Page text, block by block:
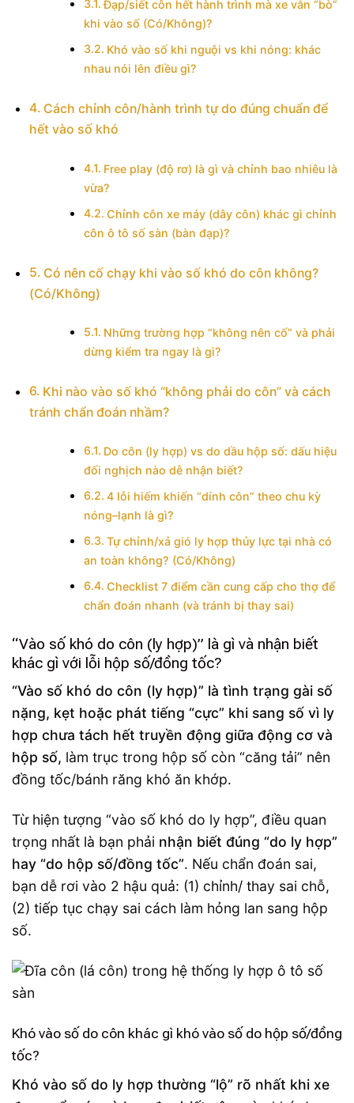
Đạp/siết côn hết hành trình mà xe vẫn “bò”
khi vào số (Có/Không)?
Khó vào số khi nguội vs khi nóng: khác
nhau nói lên điều gì?
Cách chỉnh côn/hành trình tự do đúng chuẩn để
hết vào số khó
Free play (độ rơ) là gì và chỉnh bao nhiêu là
vừa?
Chỉnh côn xe máy (dây côn) khác gì chỉnh
côn ô tô số sàn (bàn đạp)?
Có nên cố chạy khi vào số khó do côn không?
(Có/Không)
Những trường hợp “không nên cố” và phải
dừng kiểm tra ngay là gì?
Khi nào vào số khó “không phải do côn” và cách
tránh chẩn đoán nhầm?
Do côn (ly hợp) vs do dầu hộp số: dấu hiệu
đối nghịch nào dễ nhận biết?
4 lỗi hiếm khiến “dính côn” theo chu kỳ
nóng–lạnh là gì?
Tự chỉnh/xả gió ly hợp thủy lực tại nhà có
an toàn không? (Có/Không)
Checklist 7 điểm cần cung cấp cho thợ để
chẩn đoán nhanh (và tránh bị thay sai)
“Vào số khó do côn (ly hợp)” là gì và nhận biết
khác gì với lỗi hộp số/đồng tốc?
“Vào số khó do côn (ly hợp)” là tình trạng gài số
nặng, kẹt hoặc phát tiếng “cực” khi sang số vì ly
hợp chưa tách hết truyền động giữa động cơ và
hộp số, làm trục trong hộp số còn “căng tải” nên
đồng tốc/bánh răng khó ăn khớp.
Từ hiện tượng “vào số khó do ly hợp”, điều quan
trọng nhất là bạn phải nhận biết đúng “do ly hợp”
hay “do hộp số/đồng tốc”. Nếu chẩn đoán sai,
bạn dễ rơi vào 2 hậu quả: (1) chỉnh/ thay sai chỗ,
(2) tiếp tục chạy sai cách làm hỏng lan sang hộp
số.
Khó vào số do côn khác gì khó vào số do hộp số/đồng
tốc?
Khó vào số do ly hợp thường “lộ” rõ nhất khi xe